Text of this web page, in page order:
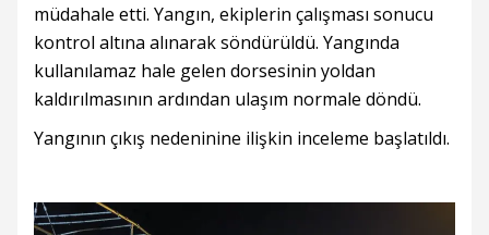
müdahale etti. Yangın, ekiplerin çalışması sonucu
kontrol altına alınarak söndürüldü. Yangında
kullanılamaz hale gelen dorsesinin yoldan
kaldırılmasının ardından ulaşım normale döndü.
Yangının çıkış nedeninine ilişkin inceleme başlatıldı.